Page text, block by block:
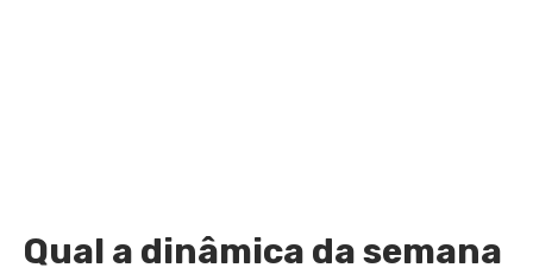
Qual a dinâmica da semana